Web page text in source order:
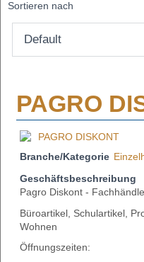
Sortieren nach
PAGRO
Branche/Kategorie
Geschäftsbeschreibung
Pagro Diskont -
Büroartikel, Schulartikel,
Wohnen
Öffnungszeiten: